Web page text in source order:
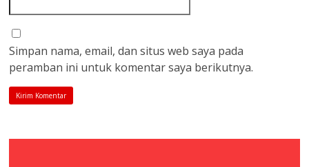
Simpan nama, email, dan situs web saya pada
peramban ini untuk komentar saya berikutnya.